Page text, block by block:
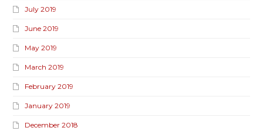
July 2019
June 2019
May 2019
March 2019
February 2019
January 2019
December 2018